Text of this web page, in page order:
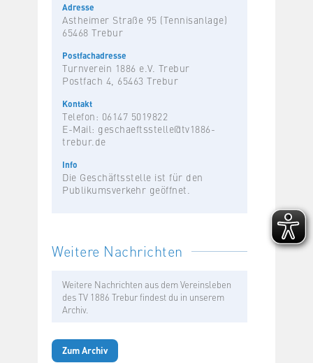
Adresse
Astheimer Straße 95 (Tennisanlage)
65468 Trebur
Postfachadresse
Turnverein 1886 e.V. Trebur
Postfach 4, 65463 Trebur
Kontakt
Telefon: 06147 5019822
E-Mail: geschaeftsstelle@tv1886-
trebur.de
Info
Die Geschäftsstelle ist für den
Publikumsverkehr geöffnet.
Weitere Nachrichten
Weitere Nachrichten aus dem Vereinsleben
des TV 1886 Trebur findest du in unserem
Archiv.
Zum Archiv